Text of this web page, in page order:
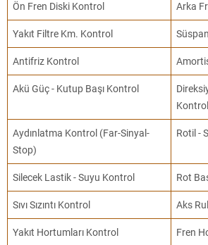
Ön Fren Diski Kontrol Arka
Yakıt Filtre Km. Kontrol
Antifriz Kontrol
Akü Güç - Kutup Başı Kontrol
Kontrol
Aydınlatma Kontrol (Far-Sinyal-
Stop)
Rotil -
Silecek Lastik - Suyu Kontrol Rot
Sıvı Sızıntı Kontrol Aks
Yakıt Hortumları Kontrol Fren